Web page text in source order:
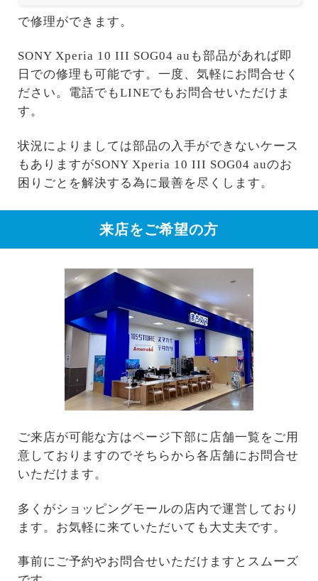
で修理ができます。
SONY Xperia 10 III SOG04 auも部品があれば即
日での修理も可能です。一度、気軽にお問合せく
ださい。電話でもLINEでもお問合せいただけま
す。
状況によりましては部品の入手ができないケース
もありますがSONY Xperia 10 III SOG04 auのお
困りごとを解決する為に最善を尽くします。
来店をご希望の方
ご来店が可能な方はページ下部に店舗一覧をご用
意しておりますのでそちらから各店舗にお問合せ
いただけます。
多くがショッピングモールの店内で運営しており
ます。お気軽に来ていただいても大丈夫です。
事前にご予約やお問合せいただけますとスムーズ